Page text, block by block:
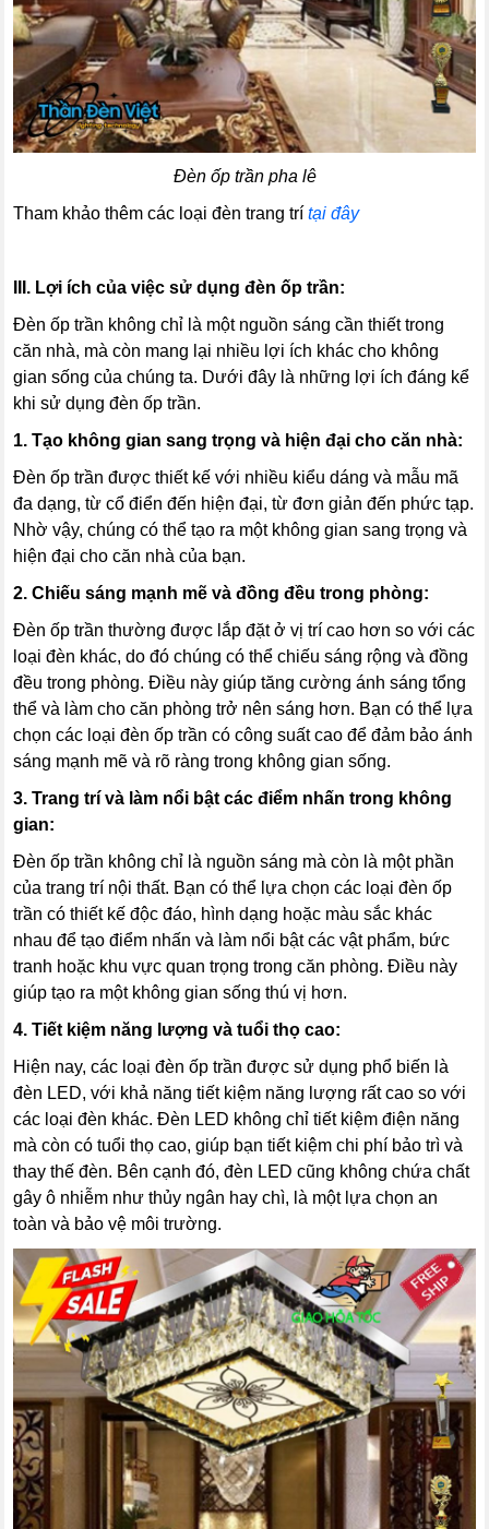
Đèn ốp trần pha lê
Tham khảo thêm các loại đèn trang trítại đây
III. Lợi ích của việc sử dụng đèn ốp trần:
Đèn ốp trần không chỉ là một nguồn sáng cần thiết trong
căn nhà, mà còn mang lại nhiều lợi ích khác cho không
gian sống của chúng ta. Dưới đây là những lợi ích đáng kể
khi sử dụng đèn ốp trần.
1. Tạo không gian sang trọng và hiện đại cho căn nhà:
Đèn ốp trần được thiết kế với nhiều kiểu dáng và mẫu mã
đa dạng, từ cổ điển đến hiện đại, từ đơn giản đến phức tạp.
Nhờ vậy, chúng có thể tạo ra một không gian sang trọng và
hiện đại cho căn nhà của bạn.
2. Chiếu sáng mạnh mẽ và đồng đều trong phòng:
Đèn ốp trần thường được lắp đặt ở vị trí cao hơn so với các
loại đèn khác, do đó chúng có thể chiếu sáng rộng và đồng
đều trong phòng. Điều này giúp tăng cường ánh sáng tổng
thể và làm cho căn phòng trở nên sáng hơn. Bạn có thể lựa
chọn các loại đèn ốp trần có công suất cao để đảm bảo ánh
sáng mạnh mẽ và rõ ràng trong không gian sống.
3. Trang trí và làm nổi bật các điểm nhấn trong không
gian:
Đèn ốp trần không chỉ là nguồn sáng mà còn là một phần
của trang trí nội thất. Bạn có thể lựa chọn các loại đèn ốp
trần có thiết kế độc đáo, hình dạng hoặc màu sắc khác
nhau để tạo điểm nhấn và làm nổi bật các vật phẩm, bức
tranh hoặc khu vực quan trọng trong căn phòng. Điều này
giúp tạo ra một không gian sống thú vị hơn.
4. Tiết kiệm năng lượng và tuổi thọ cao:
Hiện nay, các loại đèn ốp trần được sử dụng phổ biến là
đèn LED, với khả năng tiết kiệm năng lượng rất cao so với
các loại đèn khác. Đèn LED không chỉ tiết kiệm điện năng
mà còn có tuổi thọ cao, giúp bạn tiết kiệm chi phí bảo trì và
thay thế đèn. Bên cạnh đó, đèn LED cũng không chứa chất
gây ô nhiễm như thủy ngân hay chì, là một lựa chọn an
toàn và bảo vệ môi trường.